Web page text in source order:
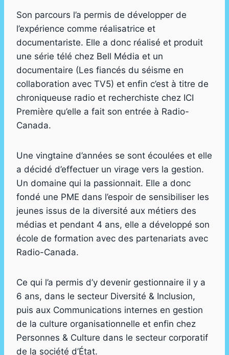
Son parcours l’a permis de développer de
l’expérience comme réalisatrice et
documentariste. Elle a donc réalisé et produit
une série télé chez Bell Média et un
documentaire (Les fiancés du séisme en
collaboration avec TV5) et enfin c’est à titre de
chroniqueuse radio et recherchiste chez ICI
Première qu’elle a fait son entrée à Radio-
Canada.
Une vingtaine d’années se sont écoulées et elle
a décidé d’effectuer un virage vers la gestion.
Un domaine qui la passionnait. Elle a donc
fondé une PME dans l’espoir de sensibiliser les
jeunes issus de la diversité aux métiers des
médias et pendant 4 ans, elle a développé son
école de formation avec des partenariats avec
Radio-Canada.
Ce qui l’a permis d’y devenir gestionnaire il y a
6 ans, dans le secteur Diversité & Inclusion,
puis aux Communications internes en gestion
de la culture organisationnelle et enfin chez
Personnes & Culture dans le secteur corporatif
de la société d’État.